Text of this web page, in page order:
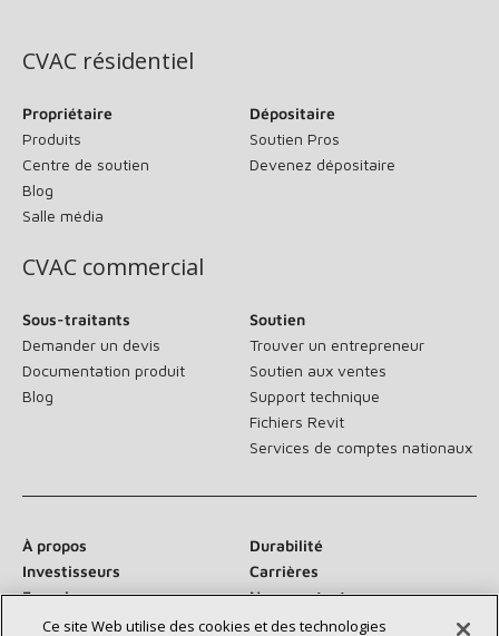
CVAC résidentiel
Propriétaire
Produits
Centre de soutien
Blog
Salle média
Dépositaire
Soutien Pros
Devenez dépositaire
CVAC commercial
Sous-traitants
Demander un devis
Documentation produit
Blog
Soutien
Trouver un entrepreneur
Soutien aux ventes
Support technique
Fichiers Revit
Services de comptes nationaux
À propos
Durabilité
Investisseurs
Carrières
Fournisseurs
Nous contacter
Salle de presse
Ce site Web utilise des cookies et des technologies